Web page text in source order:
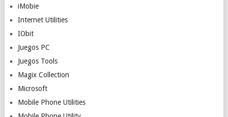
iMobie
Internet Utilities
IObit
Juegos PC
Juegos Tools
Magix Collection
Microsoft
Mobile Phone Utilities